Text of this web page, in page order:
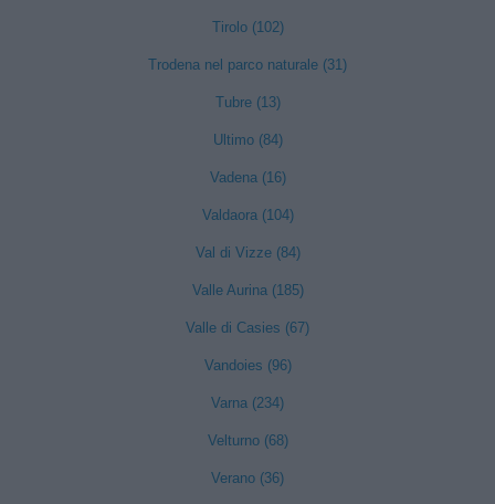
Tirolo (102)
Trodena nel parco naturale (31)
Tubre (13)
Ultimo (84)
Vadena (16)
Valdaora (104)
Val di Vizze (84)
Valle Aurina (185)
Valle di Casies (67)
Vandoies (96)
Varna (234)
Velturno (68)
Verano (36)